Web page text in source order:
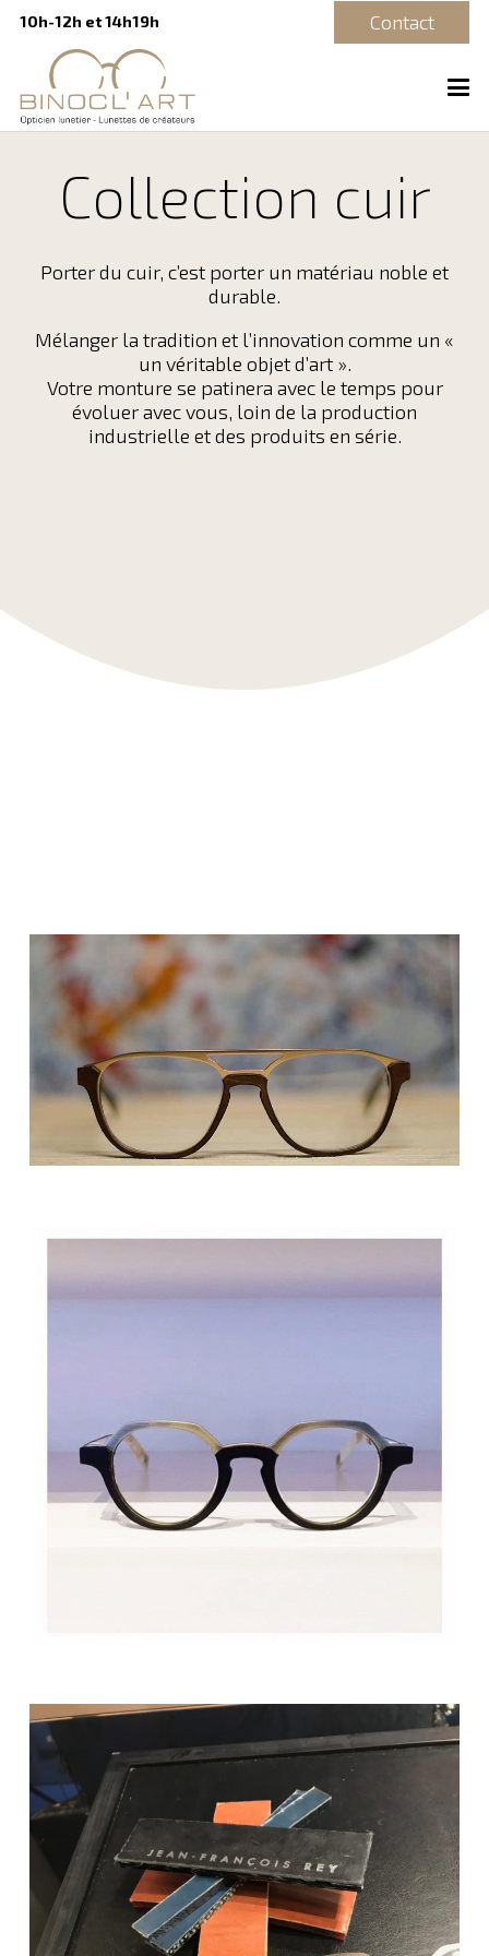
10h-12h et 14h19h Contact
Collection cuir
Porter du cuir, c’est porter un matériau noble et
durable.
Mélanger la tradition et l’innovation comme un «
un véritable objet d’art ».
Votre monture se patinera avec le temps pour
évoluer avec vous, loin de la production
industrielle et des produits en série.